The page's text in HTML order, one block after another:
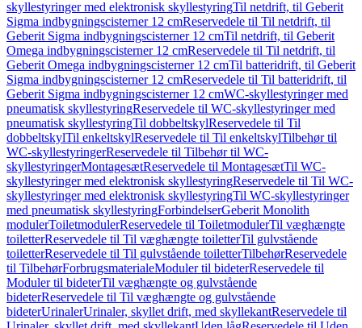
skyllestyringer med elektronisk skyllestyringTil netdrift, til Geberit
Sigma indbygningscisterner 12 cmReservedele til Til netdrift, til
Geberit Sigma indbygningscisterner 12 cmTil netdrift, til Geberit
Omega indbygningscisterner 12 cmReservedele til Til netdrift, til
Geberit Omega indbygningscisterner 12 cmTil batteridrift, til Geberit
Sigma indbygningscisterner 12 cmReservedele til Til batteridrift, til
Geberit Sigma indbygningscisterner 12 cmWC-skyllestyringer med
pneumatisk skyllestyringReservedele til WC-skyllestyringer med
pneumatisk skyllestyringTil dobbeltskylReservedele til Til
dobbeltskylTil enkeltskylReservedele til Til enkeltskylTilbehør til
WC-skyllestyringerReservedele til Tilbehør til WC-
skyllestyringerMontagesætReservedele til MontagesætTil WC-
skyllestyringer med elektronisk skyllestyringReservedele til Til WC-
skyllestyringer med elektronisk skyllestyringTil WC-skyllestyringer
med pneumatisk skyllestyringForbindelserGeberit Monolith
modulerToiletmodulerReservedele til ToiletmodulerTil væghængte
toiletterReservedele til Til væghængte toiletterTil gulvstående
toiletterReservedele til Til gulvstående toiletterTilbehørReservedele
til TilbehørForbrugsmaterialeModuler til bideterReservedele til
Moduler til bideterTil væghængte og gulvstående
bideterReservedele til Til væghængte og gulvstående
bideterUrinalerUrinaler, skyllet drift, med skyllekantReservedele til